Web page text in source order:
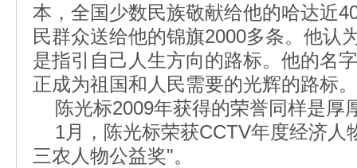
本，全国少数民族敬献给他的哈达近
民群众送给他的锦旗2000多条。他认
是指引自己人生方向的路标。他的名
正成为祖国和人民需要的光辉的路标。
陈光标2009年获得的荣誉同样是厚
1月，陈光标荣获CCTV年度经济人
三农人物公益奖"。